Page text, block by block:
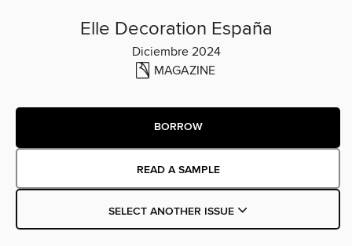
Elle Decoration España
Diciembre 2024
MAGAZINE
BORROW
READ A SAMPLE
SELECT ANOTHER ISSUE